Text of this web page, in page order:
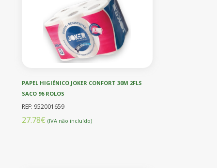
PAPEL HIGIÉNICO JOKER CONFORT 30M 2FLS
SACO 96 ROLOS
REF: 952001659
27.78€ (IVA não incluído)